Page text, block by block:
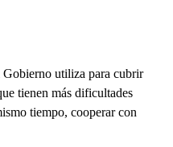
Gobierno utiliza para cubrir
tienen más dificultades
tiempo, cooperar con